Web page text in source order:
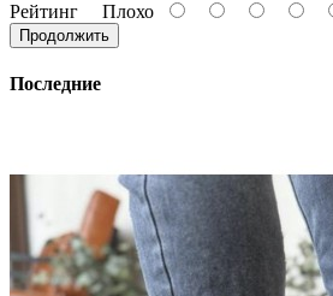
Рейтинг Плохо
Продолжить
Последние